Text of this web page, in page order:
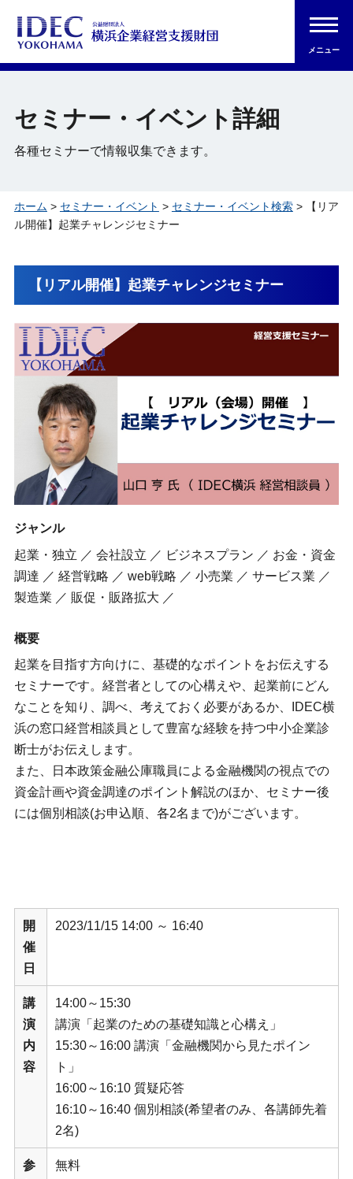
メニュー
セミナー・イベント詳細
各種セミナーで情報収集できます。
ホーム > セミナー・イベント > セミナー・イベント検索> 【リア
ル開催】起業チャレンジセミナー
【リアル開催】起業チャレンジセミナー
ジャンル
起業・独立 ／ 会社設立 ／ ビジネスプラン ／ お金・資金
調達 ／ 経営戦略 ／ web戦略 ／ 小売業 ／ サービス業 ／
製造業 ／ 販促・販路拡大 ／
概要
起業を目指す方向けに、基礎的なポイントをお伝えする
セミナーです。経営者としての心構えや、起業前にどん
なことを知り、調べ、考えておく必要があるか、IDEC横
浜の窓口経営相談員として豊富な経験を持つ中小企業診
断士がお伝えします。
また、日本政策金融公庫職員による金融機関の視点での
資金計画や資金調達のポイント解説のほか、セミナー後
には個別相談(お申込順、各2名まで)がございます。
開
催
日
2023/11/15 14:00 ～ 16:40
講
演
内
容
14:00～15:30
講演「起業のための基礎知識と心構え」
15:30～16:00 講演「金融機関から見たポイン
ト」
16:00～16:10 質疑応答
16:10～16:40 個別相談(希望者のみ、各講師先着
2名)
参
無料